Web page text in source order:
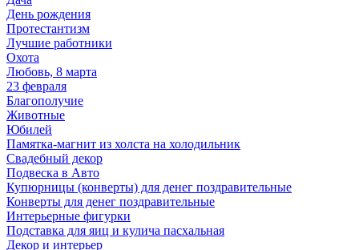
День рождения
Протестантизм
Лучшие работники
Охота
Любовь, 8 марта
23 февраля
Благополучие
Животные
Юбилей
Памятка-магнит из холста на холодильник
Свадебный декор
Подвеска в Авто
Купюрницы (конверты) для денег поздравительные
Конверты для денег поздравительные
Интерьерные фигурки
Подставка для яиц и кулича пасхальная
Декор и интерьер